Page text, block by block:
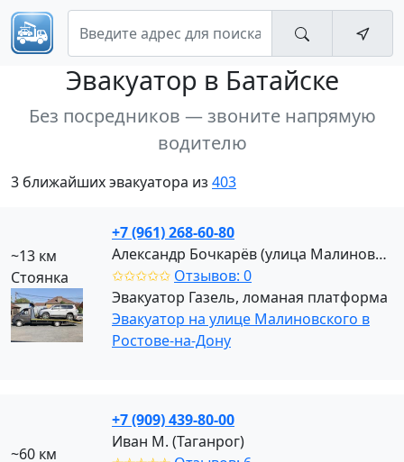
Эвакуатор в Батайске
Без посредников — звоните напрямую
водителю
3 ближайших эвакуатора из 403
~13 км
Стоянка
+7 (961) 268-60-80
Александр Бочкарёв (улица Малиновского)
✩✩✩✩✩ Отзывов: 0
Эвакуатор Газель, ломаная платформа
Эвакуатор на улице Малиновского в
Ростове-на-Дону
~60 км
+7 (909) 439-80-00
Иван М. (Таганрог)